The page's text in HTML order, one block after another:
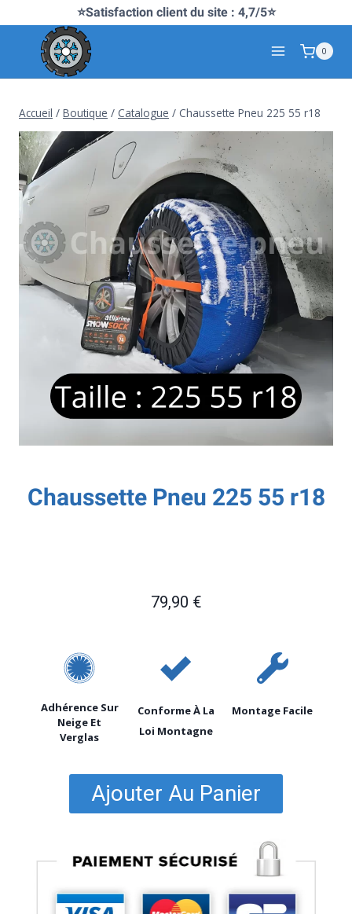
contenu
⭐Satisfaction client du site : 4,7/5⭐
0
Accueil / Boutique / Catalogue / Chaussette Pneu 225 55 r18
Chaussette Pneu 225 55 r18
79,90 €
Adhérence Sur
Neige Et
Verglas
Conforme À La
Loi Montagne
Montage Facile
Ajouter Au Panier